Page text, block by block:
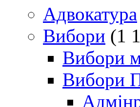
Адвокатура
Вибори (1
Вибори
Вибори